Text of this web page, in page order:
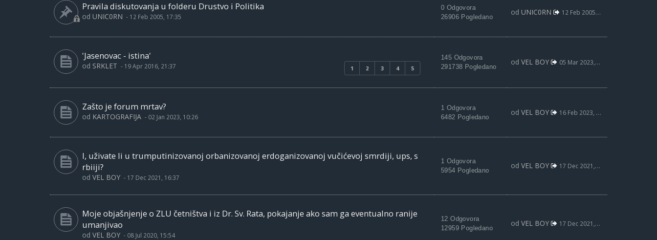
Pravila diskutovanja u folderu Drustvo i Politika
od UNIC0RN - 12 Feb 2005, 17:35
0 Odgovora
26906 Pogledano
od UNIC0RN 12 Feb 2005, 17:35
'Jasenovac - istina'
1 2 3 4 5
od SRKLET - 19 Apr 2016, 21:37
145 Odgovora
291738 Pogledano
od VEL BOY 05 Mar 2023, 10:33
Zašto je forum mrtav?
od KARTOGRAFIJA - 02 Jan 2023, 10:26
1 Odgovora
6482 Pogledano
od VEL BOY 16 Feb 2023, 02:16
I, uživate li u trumputinizovanoj orbanizovanoj erdoganizovanoj vučićevoj smrdiji, ups, s
rbiiji?
od VEL BOY - 17 Dec 2021, 16:37
1 Odgovora
5954 Pogledano
od VEL BOY 17 Dec 2021, 16:55
Moje objašnjenje o ZLU četništva i iz Dr. Sv. Rata, pokajanje ako sam ga eventualno ranije
umanjivao
od VEL BOY - 08 Jul 2020, 15:54
12 Odgovora
12959 Pogledano
od VEL BOY 17 Dec 2021, 16:19